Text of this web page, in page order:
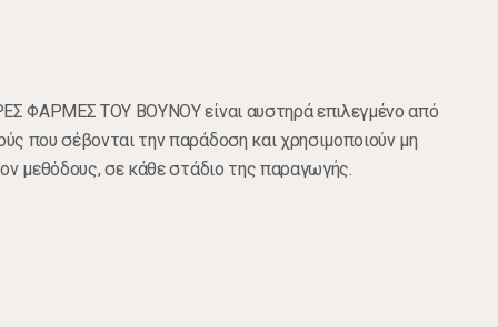
ΦΑΡΜΕΣ ΤΟΥ ΒΟΥΝΟΥ είναι αυστηρά επιλεγμένο από
που σέβονται την παράδοση και χρησιμοποιούν μη
μεθόδους, σε κάθε στάδιο της παραγωγής.